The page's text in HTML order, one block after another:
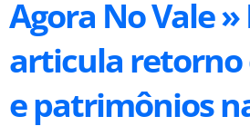
Agora No Vale
articula retorno
e patrimônios